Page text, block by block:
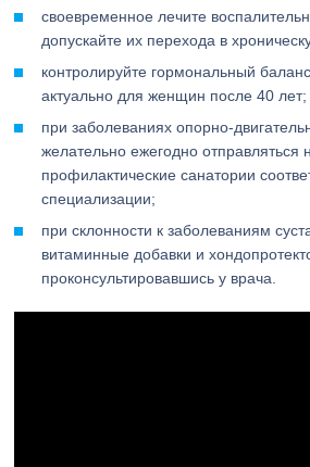
своевременное лечите
допускайте их перехода в
контролируйте гормональный
актуально для женщин после 40 лет;
при заболеваниях опорно-
желательно ежегодно отправляться
профилактические санатории
специализации;
при склонности к заболеваниям
витаминные добавки и
проконсультировавшись у врача.